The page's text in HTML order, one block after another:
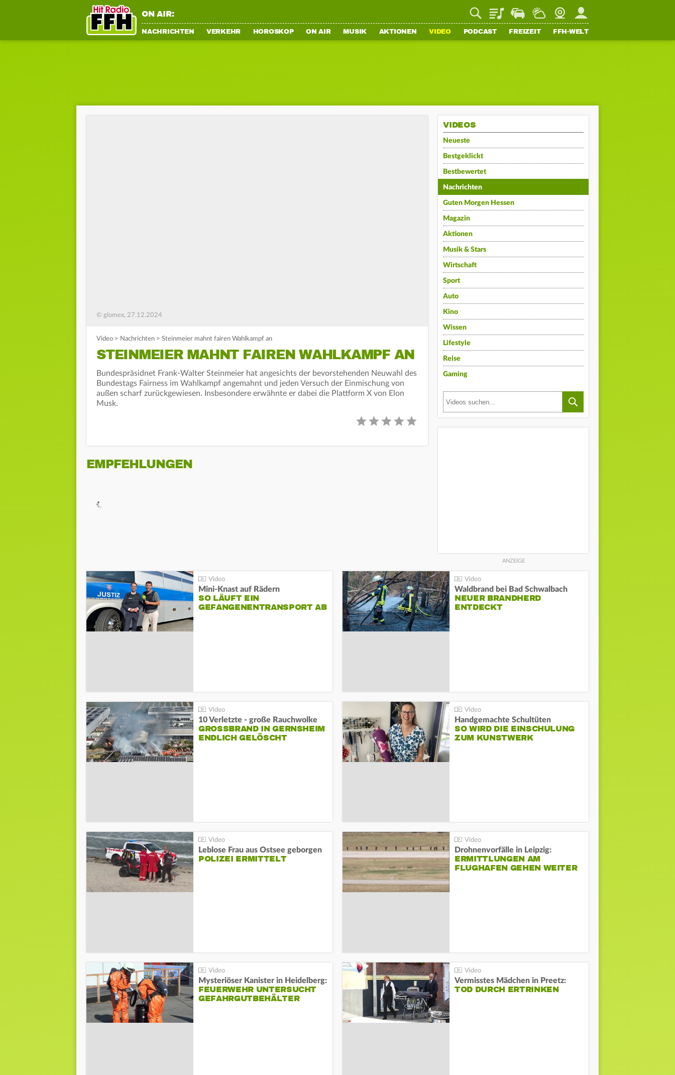
ON AIR: PlaylistStaupilotWetterWebcamMein FFH
NACHRICHTEN VERKEHR HOROSKOP ON AIR MUSIK AKTIONEN VIDEO PODCAST FREIZEIT FFH-WELT
© glomex, 27.12.2024
Video > Nachrichten > Steinmeier mahnt fairen Wahlkampf an
STEINMEIER MAHNT FAIREN WAHLKAMPF AN
Bundespräsidnet Frank-Walter Steinmeier hat angesichts der bevorstehenden Neuwahl des
Bundestags Fairness im Wahlkampf angemahnt und jeden Versuch der Einmischung von
außen scharf zurückgewiesen. Insbesondere erwähnte er dabei die Plattform X von Elon
Musk.
EMPFEHLUNGEN
VIDEOS
Neueste
Bestgeklickt
Bestbewertet
Nachrichten
Guten Morgen Hessen
Magazin
Aktionen
Musik & Stars
Wirtschaft
Sport
Auto
Kino
Wissen
Lifestyle
Reise
Gaming
Mini-Knast auf Rädern
SO LÄUFT EIN
GEFANGENENTRANSPORT AB
Waldbrand bei Bad Schwalbach
NEUER BRANDHERD
ENTDECKT
10 Verletzte - große Rauchwolke
GROSSBRAND IN GERNSHEIM E
NDLICH GELÖSCHT
Handgemachte Schultüten
SO WIRD DIE EINSCHULUNG
ZUM KUNSTWERK
Leblose Frau aus Ostsee geborgen
POLIZEI ERMITTELT
Drohnenvorfälle in Leipzig:
ERMITTLUNGEN AM
FLUGHAFEN GEHEN WEITER
Mysteriöser Kanister in Heidelberg:
FEUERWEHR UNTERSUCHT
GEFAHRGUTBEHÄLTER
Vermisstes Mädchen in Preetz:
TOD DURCH ERTRINKEN